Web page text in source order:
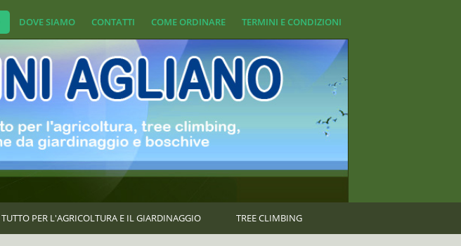
DOVE SIAMO CONTATTI COME ORDINARE TERMINI E CONDIZIONI
TUTTO PER L'AGRICOLTURA E IL GIARDINAGGIO TREE CLIMBING